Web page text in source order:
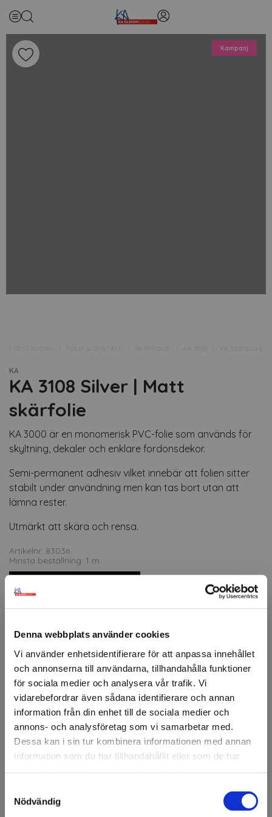
Denna webbplats använder cookies
Vi använder enhetsidentifierare för att anpassa innehållet
och annonserna till användarna, tillhandahålla funktioner
för sociala medier och analysera vår trafik. Vi
vidarebefordrar även sådana identifierare och annan
information från din enhet till de sociala medier och
annons- och analysföretag som vi samarbetar med.
Dessa kan i sin tur kombinera informationen med annan
information som du har tillhandahållit eller som de har
Nödvändig
Kampanj
FÖRSTASIDAN FOLIE & DIGITALT KA 3108
KA
KA 3108 Silver | Matt
skärfolie
KA 3000 är en monomerisk PVC-folie som används för
skyltning, dekaler och enklare fordonsdekor.
Semi-permanent adhesiv vilket innebär att folien sitter
stabilt under användning men kan tas bort utan att
lämna rester.
Utmärkt att skära och rensa.
Artikelnr: 83036
Minsta beställning: 1 m
Ansök om konto
KA 3000 är en monomerisk PVC-folie som används för
skyltning, dekaler och enklare fordonsdekor. Semi-
permanent adhesiv vilket innebär att folien sitter stabilt
under användning men kan tas bort utan att lämna
Tack vare sin flexibilitet och formbarhet kan folien
användas på både plana och lätt böjda ytor. Lämpar sig
Användningsområden: